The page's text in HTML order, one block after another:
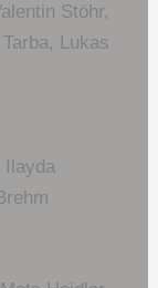
Stöhr,
Lukas
Ilayda